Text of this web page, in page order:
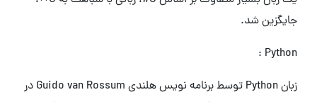
جایگزین شد.
Python :
زبان Python توسط برنامه نویس هلندی Guido van Rossum در